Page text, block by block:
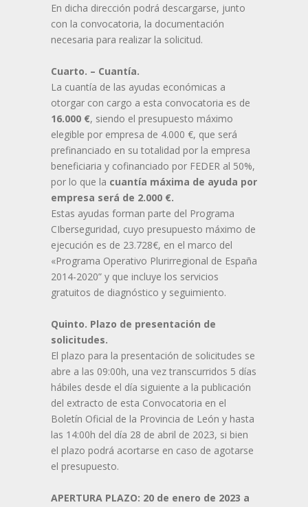
En dicha dirección podrá descargarse, junto
con la convocatoria, la documentación
necesaria para realizar la solicitud.
Cuarto. – Cuantía.
La cuantía de las ayudas económicas a
otorgar con cargo a esta convocatoria es de
16.000 €, siendo el presupuesto máximo
elegible por empresa de 4.000 €, que será
prefinanciado en su totalidad por la empresa
beneficiaria y cofinanciado por FEDER al 50%,
por lo que la cuantía máxima de ayuda por
empresa será de 2.000 €.
Estas ayudas forman parte del Programa
CIberseguridad, cuyo presupuesto máximo de
ejecución es de 23.728€, en el marco del
«Programa Operativo Plurirregional de España
2014-2020” y que incluye los servicios
gratuitos de diagnóstico y seguimiento.
Quinto. Plazo de presentación de
solicitudes.
El plazo para la presentación de solicitudes se
abre a las 09:00h, una vez transcurridos 5 días
hábiles desde el día siguiente a la publicación
del extracto de esta Convocatoria en el
Boletín Oficial de la Provincia de León y hasta
las 14:00h del día 28 de abril de 2023, si bien
el plazo podrá acortarse en caso de agotarse
el presupuesto.
APERTURA PLAZO: 20 de enero de 2023 a